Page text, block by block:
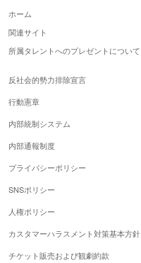
ホーム
関連サイト
所属タレントへのプレゼントについて
反社会的勢力排除宣言
行動憲章
内部統制システム
内部通報制度
プライバシーポリシー
SNSポリシー
人権ポリシー
カスタマーハラスメント対策基本方針
チケット販売および観劇約款